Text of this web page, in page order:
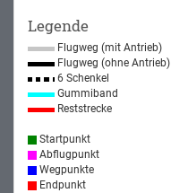
Legende
Flugweg (mit Antrieb)
Flugweg (ohne Antrieb)
6 Schenkel
Gummiband
Reststrecke
Startpunkt
Abflugpunkt
Wegpunkte
Endpunkt